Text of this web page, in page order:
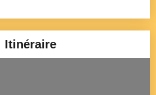
Itinéraire